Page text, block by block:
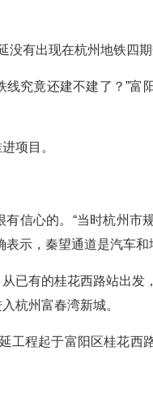
有出现在杭州地铁四期
究竟还建不建了？”富
项目。
信心的。“当时杭州市
示，秦望通道是汽车和
已有的桂花西路站出发
杭州富春湾新城。
工程起于富阳区桂花西